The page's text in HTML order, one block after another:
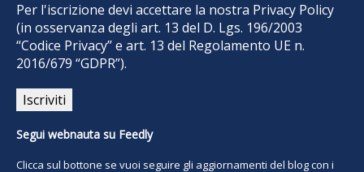
Per l'iscrizione devi accettare la nostra Privacy Policy
(in osservanza degli art. 13 del D. Lgs. 196/2003
“Codice Privacy” e art. 13 del Regolamento UE n.
2016/679 “GDPR”).
Segui webnauta su Feedly
Clicca sul bottone se vuoi seguire gli aggiornamenti del blog con i